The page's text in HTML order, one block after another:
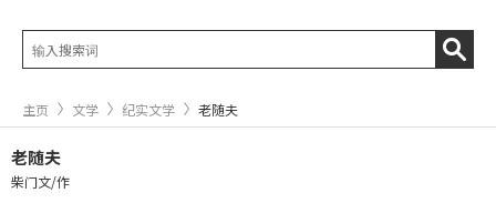
主页 文学 纪实文学 老随夫
老随夫
柴门文/作